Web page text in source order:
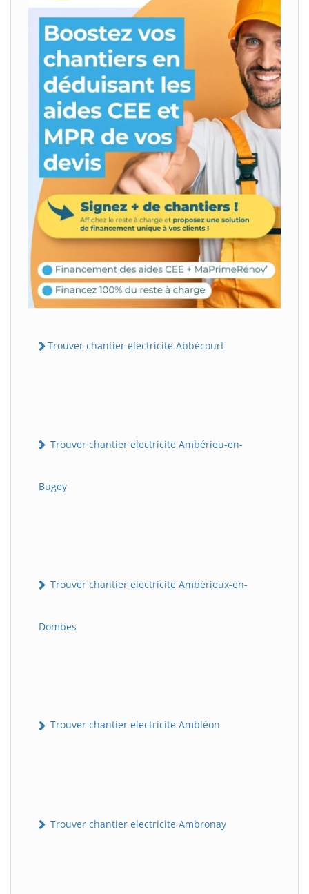
Trouver chantier electricite Abbécourt
Trouver chantier electricite Ambérieu-en-
Bugey
Trouver chantier electricite Ambérieux-en-
Dombes
Trouver chantier electricite Ambléon
Trouver chantier electricite Ambronay